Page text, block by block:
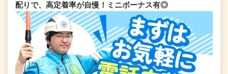
配りで、高定着率が自慢！ミニボーナス有◎